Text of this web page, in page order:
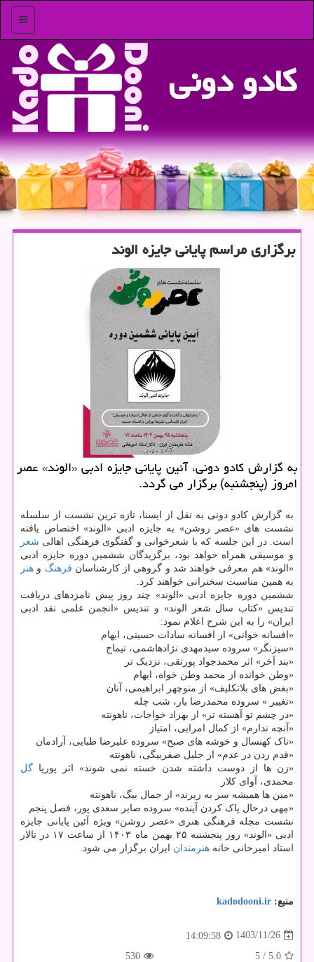
منو
كادو دونی
برگزاری مراسم پایانی جایزه الوند
به گزارش کادو دونی، آئین پایانی جایزه ادبی «الوند» عصر
امروز (پنجشنبه) برگزار می گردد.
به گزارش کادو دونی به نقل از ایسنا، تازه ترین نشست از سلسله
نشست های «عصر روشن» به جایزه ادبی «الوند» اختصاص یافته
است. در این جلسه که با شعرخوانی و گفتگوی فرهنگی اهالی شعر
و موسیقی همراه خواهد بود، برگزیدگان ششمین دوره جایزه ادبی
«الوند» هم معرفی خواهند شد و گروهی از کارشناسان فرهنگ و هنر
به همین مناسبت سخنرانی خواهند کرد.
ششمین دوره جایزه ادبی «الوند» چند روز پیش نامزدهای دریافت
تندیس «کتاب سال شعر الوند» و تندیس «انجمن علمی نقد ادبی
ایران» را به این شرح اعلام نمود:
«افسانه خوانی» از افسانه سادات حسینی، ایهام
«سیزنگر» سروده سیدمهدی نژادهاشمی، تیماج
«بند آخر» اثر محمدجواد پورتقی، نزدیک تر
«وطن خوانده از محمد وطن خواه، ایهام
«بغض های بلاتکلیف» از منوچهر ابراهیمی، آنان
«تغییر » سروده محمدرضا یار، شب چله
«در چشم تو آهسته تر» از بهزاد خواجات، ناهونته
«آنچه ندارم» از کمال امرایی، امتیاز
«تاک کهنسال و خوشه های صبح» سروده علیرضا طبایی، آرادمان
«قدم زدن در عدم» از جلیل صفربیگی، ناهونته
«زن ها از دوست داشته شدن خسته نمی شوند» اثر پوریا گل
محمدی، آوای کلار
«مین ها همیشه سر به زیرند» از جمال بیگ، ناهونته
«مِهی درحال پاک کردن آینده» سروده صابر سعدی پور، فصل پنجم
نشست مجله فرهنگی هنری «عصر روشن» ویژه آئین پایانی جایزه
ادبی «الوند» روز پنجشنبه ۲۵ بهمن ماه ۱۴۰۳ از ساعت ۱۷ در تالار
استاد امیرخانی خانه هنرمندان ایران برگزار می شود.
منبع: kadodooni.ir
1403/11/26
14:09:58
5.0
/ 5
530